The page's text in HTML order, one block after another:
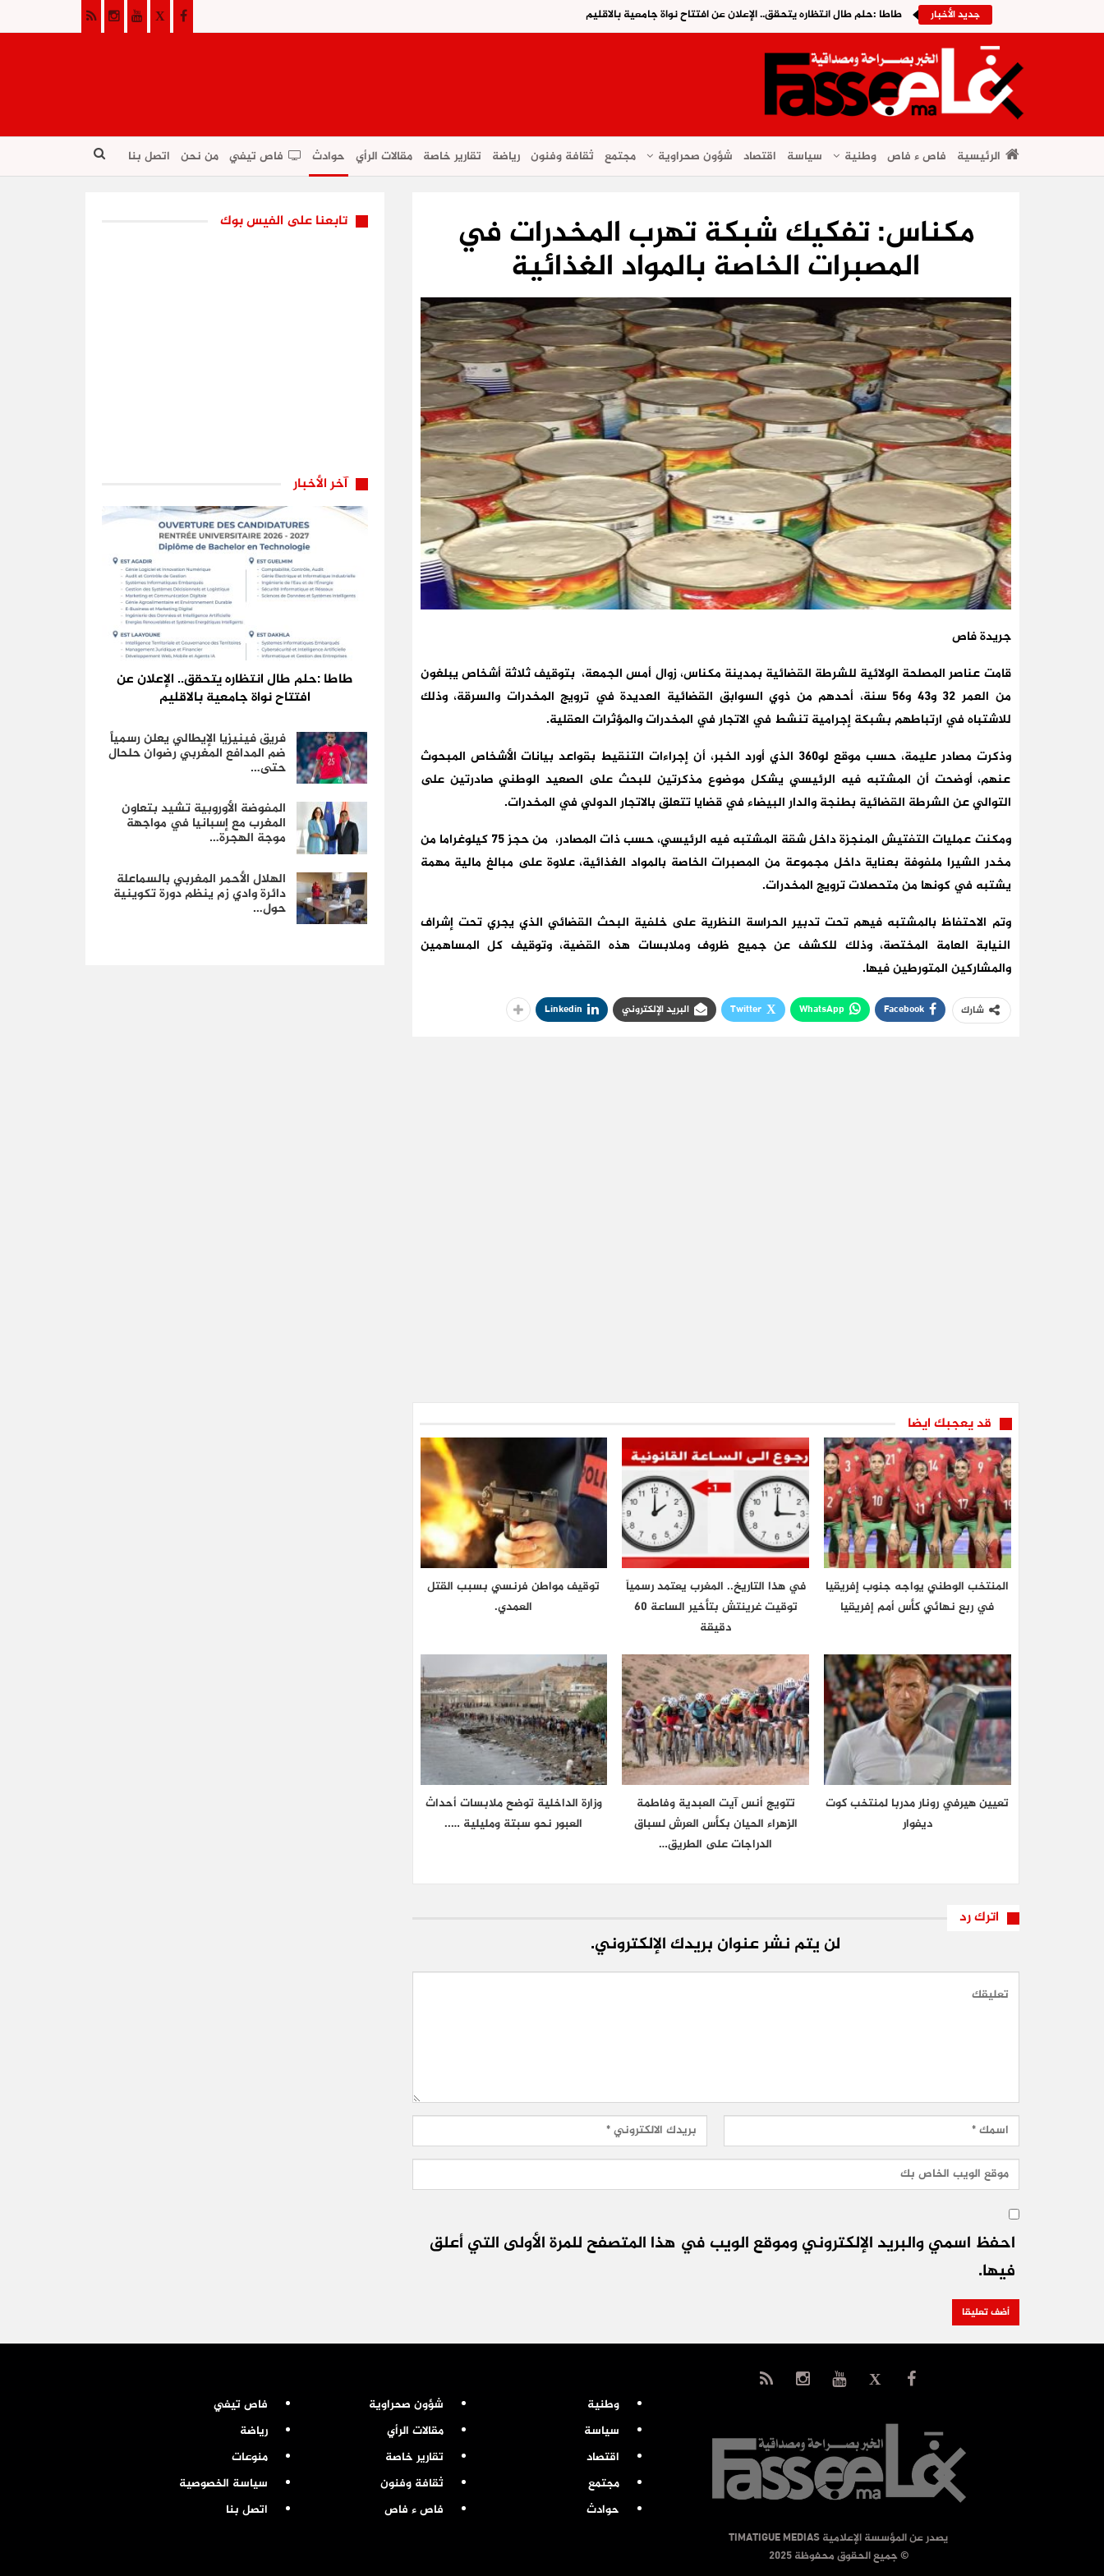
جديد الأخبار طاطا :حلم طال انتظاره يتحقق.. الإعلان عن افتتاح نواة جامعية بالاقليم
الرئيسية فاص ء فاص وطنية سياسة اقتصاد شؤون صحراوية مجتمع ثقافة وفنون رياضة تقارير خاصة مقالات الرأي حوادث فاص تيفي من نحن اتصل بنا
مكناس: تفكيك شبكة تهرب المخدرات في
المصبرات الخاصة بالمواد الغذائية
جريدة فاص
قامت عناصر المصلحة الولائية للشرطة القضائية بمدينة مكناس، زوال أمس الجمعة، بتوقيف ثلاثة أشخاص يبلغون
من العمر 32 و43 و56 سنة، أحدهم من ذوي السوابق القضائية العديدة في ترويج المخدرات والسرقة، وذلك
للاشتباه في ارتباطهم بشبكة إجرامية تنشط في الاتجار في المخدرات والمؤثرات العقلية.
وذكرت مصادر عليمة، حسب موقع لو360 الذي أورد الخبر، أن إجراءات التنقيط بقواعد بيانات الأشخاص المبحوث
عنهم، أوضحت أن المشتبه فيه الرئيسي يشكل موضوع مذكرتين للبحث على الصعيد الوطني صادرتين على
التوالي عن الشرطة القضائية بطنجة والدار البيضاء في قضايا تتعلق بالاتجار الدولي في المخدرات.
ومكنت عمليات التفتيش المنجزة داخل شقة المشتبه فيه الرئيسي، حسب ذات المصادر، من حجز 75 كيلوغراما من
مخدر الشيرا ملفوفة بعناية داخل مجموعة من المصبرات الخاصة بالمواد الغذائية، علاوة على مبالغ مالية مهمة
يشتبه في كونها من متحصلات ترويج المخدرات.
وتم الاحتفاظ بالمشتبه فيهم تحت تدبير الحراسة النظرية على خلفية البحث القضائي الذي يجري تحت إشراف
النيابة العامة المختصة، وذلك للكشف عن جميع ظروف وملابسات هذه القضية، وتوقيف كل المساهمين
والمشاركين المتورطين فيها.
شارك Facebook
WhatsApp
Twitter البريد الإلكتروني Linkedin
قد يعجبك ايضا
المنتخب الوطني يواجه جنوب إفريقيا
في ربع نهائي كأس أمم إفريقيا
في هذا التاريخ.. المغرب يعتمد رسمياً
توقيت غرينتش بتأخير الساعة 60
دقيقة
توقيف مواطن فرنسي بسبب القتل
العمدي.
تعيين هيرفي رونار مدربا لمنتخب كوت
ديفوار
تتويج أنس آيت العبدية وفاطمة
الزهراء الحيان بكأس العرش لسباق
الدراجات على الطريق…
وزارة الداخلية توضح ملابسات أحداث
العبور نحو سبتة ومليلية …..
اترك رد
لن يتم نشر عنوان بريدك الإلكتروني.
احفظ اسمي والبريد الإلكتروني وموقع الويب في هذا المتصفح للمرة الأولى التي أعلق
فيها.
تابعنا على الفيس بوك
آخر الأخبار
طاطا :حلم طال انتظاره يتحقق.. الإعلان عن
افتتاح نواة جامعية بالاقليم
فريق فينيزيا الإيطالي يعلن رسمياً
ضم المدافع المغربي رضوان حلحال
حتى…
المفوضة الأوروبية تشيد بتعاون
المغرب مع إسبانيا في مواجهة
موجة الهجرة…
الهلال الأحمر المغربي بالسماعلة
دائرة وادي زم ينظم دورة تكوينية
حول…
يصدر عن المؤسسة الإعلامية TIMATIGUE MEDIAS
© جميع الحقوق محفوظة 2025
وطنية
سياسة
اقتصاد
مجتمع
حوادث
شؤون صحراوية
مقالات الرأي
تقارير خاصة
ثقافة وفنون
فاص ء فاص
فاص تيفي
رياضة
منوعات
سياسة الخصوصية
اتصل بنا